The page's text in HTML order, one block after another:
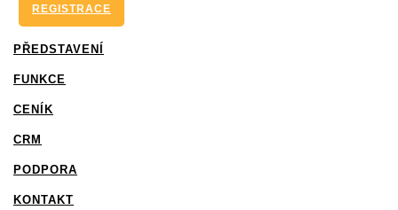
PŘEDSTAVENÍ
FUNKCE
CENÍK
CRM
PODPORA
KONTAKT
REGISTRACE